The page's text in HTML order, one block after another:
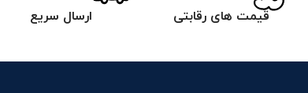
قیمت های رقابتی ارسال سریع